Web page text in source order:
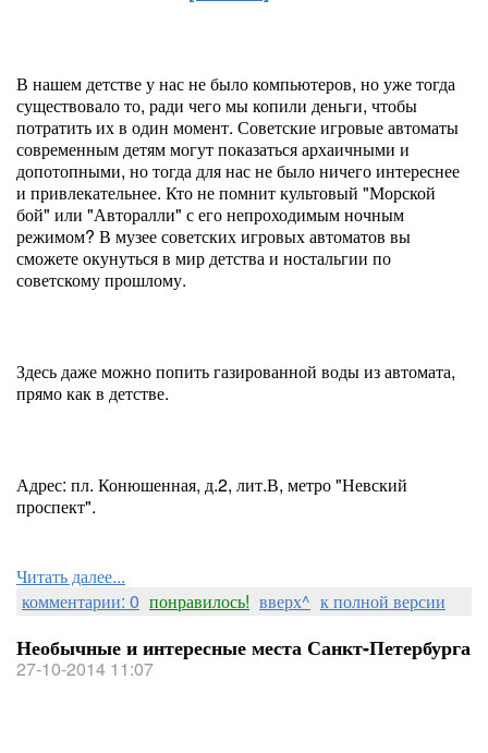
В нашем детстве у нас не было компьютеров, но уже тогда
существовало то, ради чего мы копили деньги, чтобы
потратить их в один момент. Советские игровые автоматы
современным детям могут показаться архаичными и
допотопными, но тогда для нас не было ничего интереснее
и привлекательнее. Кто не помнит культовый "Морской
бой" или "Авторалли" с его непроходимым ночным
режимом? В музее советских игровых автоматов вы
сможете окунуться в мир детства и ностальгии по
советскому прошлому.
Здесь даже можно попить газированной воды из автомата,
прямо как в детстве.
Адрес: пл. Конюшенная, д.2, лит.В, метро "Невский
проспект".
Читать далее...
комментарии: 0 понравилось! вверх^ к полной версии
Необычные и интересные места Санкт-Петербурга
27-10-2014 11:07